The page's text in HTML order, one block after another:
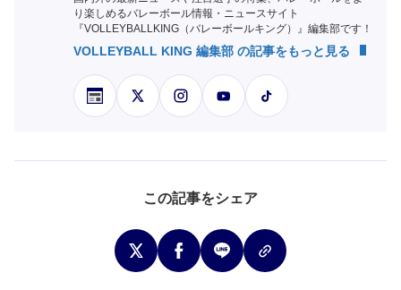
り楽しめるバレーボール情報・ニュースサイト
『VOLLEYBALLKING（バレーボールキング）』編集部です！
VOLLEYBALL KING 編集部 の記事をもっと見る
この記事をシェア